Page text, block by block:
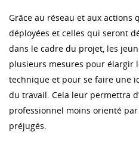
Grâce au réseau et aux actions
déployées et celles qui seront
dans le cadre du projet, les
plusieurs mesures pour élargir
technique et pour se faire une
du travail. Cela leur permettra
professionnel moins orienté
préjugés.